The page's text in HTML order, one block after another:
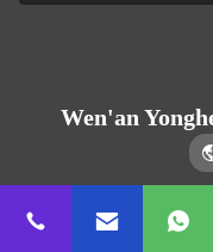
Wen'an
Wen'an